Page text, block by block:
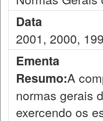
Data
2001, 2000,
Ementa
Resumo:A
normas gerais
exercendo os